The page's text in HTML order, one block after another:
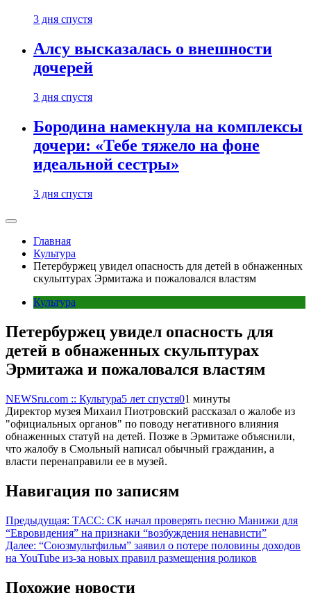
3 дня спустя
Алсу высказалась о внешности
дочерей
3 дня спустя
Бородина намекнула на комплексы
дочери: «Тебе тяжело на фоне
идеальной сестры»
3 дня спустя
Главная
Культура
Петербуржец увидел опасность для детей в обнаженных
скульптурах Эрмитажа и пожаловался властям
Культура
Петербуржец увидел опасность для
детей в обнаженных скульптурах
Эрмитажа и пожаловался властям
NEWSru.com :: Культура5 лет спустя01 минуты
Директор музея Михаил Пиотровский рассказал о жалобе из
"официальных органов" по поводу негативного влияния
обнаженных статуй на детей. Позже в Эрмитаже объяснили,
что жалобу в Смольный написал обычный гражданин, а
власти перенаправили ее в музей.
Навигация по записям
Предыдущая: ТАСС: СК начал проверять песню Манижи для
“Евровидения” на признаки “возбуждения ненависти”
Далее: “Союзмультфильм” заявил о потере половины доходов
на YouTube из-за новых правил размещения роликов
Похожие новости